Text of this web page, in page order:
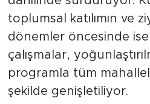
toplumsal katılımın ve
dönemler öncesinde
çalışmalar,
programla tüm
şekilde genişletiliyor.